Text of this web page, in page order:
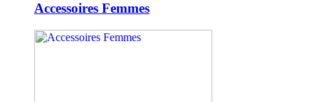
Accessoires Femmes